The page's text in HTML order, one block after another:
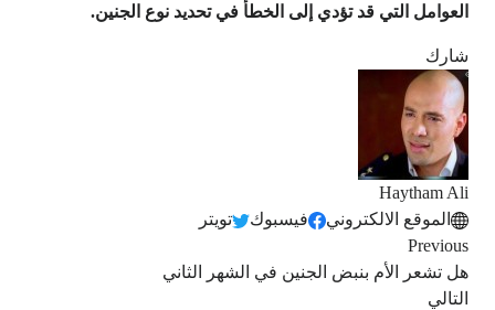
العوامل التي قد تؤدي إلى الخطأ في تحديد نوع الجنين.
شارك
Haytham Ali
الموقع الالكتروني
فيسبوك
تويتر
Previous
هل تشعر الأم بنبض الجنين في الشهر الثاني
التالي